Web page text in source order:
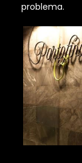
problema.